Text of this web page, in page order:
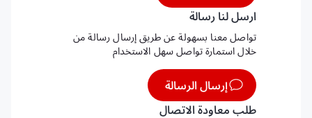
ارسل لنا رسالة
تواصل معنا بسهولة عن طريق إرسال رسالة من
خلال استمارة تواصل سهل الاستخدام
إرسال الرسالة
طلب معاودة الاتصال